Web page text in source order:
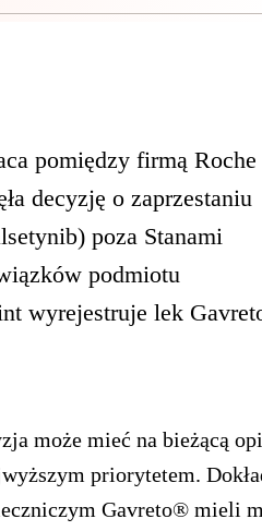
pomiędzy firmą Roche
decyzję o zaprzestaniu
poza Stanami
podmiotu
wyrejestruje lek
może mieć na bieżącą
priorytetem.
Gavreto® mieli